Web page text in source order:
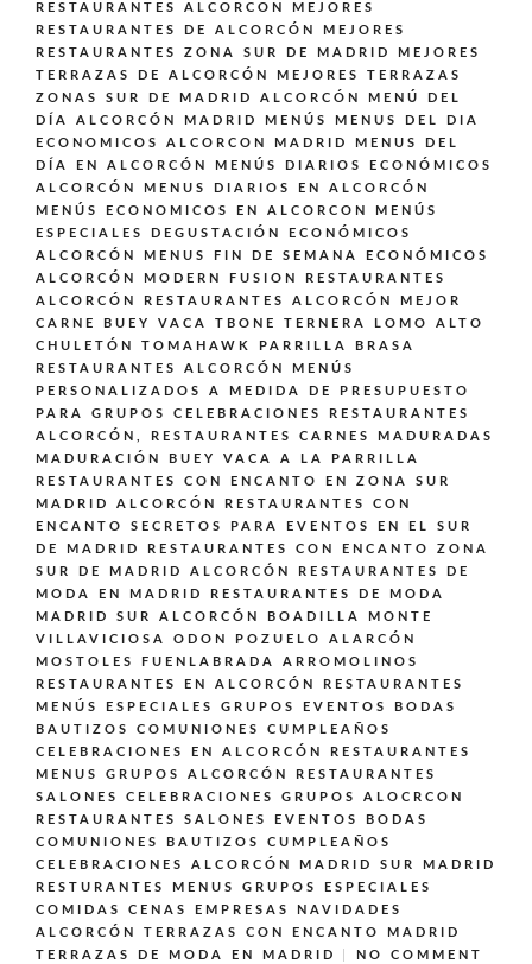
RESTAURANTES ALCORCON
MEJORES
RESTAURANTES DE ALCORCÓN
MEJORES
RESTAURANTES ZONA SUR DE MADRID
MEJORES
TERRAZAS DE ALCORCÓN
MEJORES TERRAZAS
ZONAS SUR DE MADRID ALCORCÓN
MENÚ DEL
DÍA ALCORCÓN MADRID
MENÚS
MENUS DEL DIA
ECONOMICOS ALCORCON MADRID
MENUS DEL
DÍA EN ALCORCÓN
MENÚS DIARIOS ECONÓMICOS
ALCORCÓN
MENUS DIARIOS EN ALCORCÓN
MENÚS ECONOMICOS EN ALCORCON
MENÚS
ESPECIALES DEGUSTACIÓN ECONÓMICOS
ALCORCÓN
MENUS FIN DE SEMANA ECONÓMICOS
ALCORCÓN
MODERN FUSION
RESTAURANTES
ALCORCÓN
RESTAURANTES ALCORCÓN MEJOR
CARNE BUEY VACA TBONE TERNERA LOMO ALTO
CHULETÓN TOMAHAWK PARRILLA BRASA
RESTAURANTES ALCORCÓN MENÚS
PERSONALIZADOS A MEDIDA DE PRESUPUESTO
PARA GRUPOS CELEBRACIONES
RESTAURANTES
ALCORCÓN,
RESTAURANTES CARNES MADURADAS
MADURACIÓN BUEY VACA A LA PARRILLA
RESTAURANTES CON ENCANTO EN ZONA SUR
MADRID ALCORCÓN
RESTAURANTES CON
ENCANTO SECRETOS PARA EVENTOS EN EL SUR
DE MADRID
RESTAURANTES CON ENCANTO ZONA
SUR DE MADRID ALCORCÓN
RESTAURANTES DE
MODA EN MADRID
RESTAURANTES DE MODA
MADRID SUR ALCORCÓN BOADILLA MONTE
VILLAVICIOSA ODON POZUELO ALARCÓN
MOSTOLES FUENLABRADA ARROMOLINOS
RESTAURANTES EN ALCORCÓN
RESTAURANTES
MENÚS ESPECIALES GRUPOS EVENTOS BODAS
BAUTIZOS COMUNIONES CUMPLEAÑOS
CELEBRACIONES EN ALCORCÓN
RESTAURANTES
MENUS GRUPOS ALCORCÓN
RESTAURANTES
SALONES CELEBRACIONES GRUPOS ALOCRCON
RESTAURANTES SALONES EVENTOS BODAS
COMUNIONES BAUTIZOS CUMPLEAÑOS
CELEBRACIONES ALCORCÓN MADRID SUR MADRID
RESTURANTES MENUS GRUPOS ESPECIALES
COMIDAS CENAS EMPRESAS NAVIDADES
ALCORCÓN
TERRAZAS CON ENCANTO MADRID
TERRAZAS DE MODA EN MADRID
NO COMMENT